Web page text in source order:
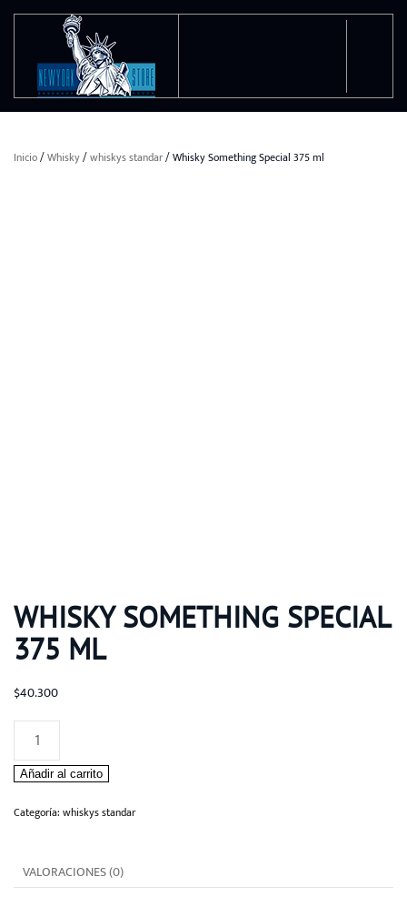
Ir al contenido principal
Inicio/Whisky/whiskys standar/ Whisky Something Special 375 ml
WHISKY SOMETHING SPECIAL
375 ML
$40.300
Whisky
Something
Special
375
Añadir al carrito
Categoría: whiskys standar
VALORACIONES (0)